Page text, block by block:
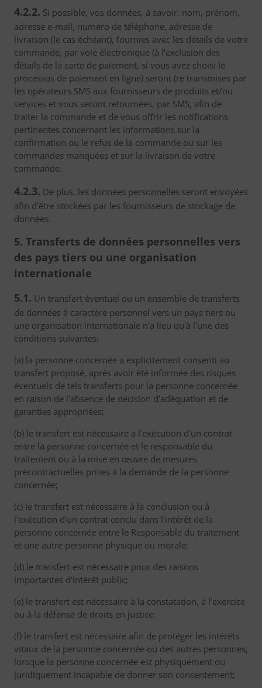
4.2.2. Si possible, vos données, à savoir: nom, prénom,
adresse e-mail, numéro de téléphone, adresse de
livraison (le cas échéant), fournies avec les détails de votre
commande, par voie électronique (à l'exclusion des
détails de la carte de paiement, si vous avez choisi le
processus de paiement en ligne) seront (re transmises par
les opérateurs SMS aux fournisseurs de produits et/ou
services et vous seront retournées, par SMS, afin de
traiter la commande et de vous offrir les notifications
pertinentes concernant les informations sur la
confirmation ou le refus de la commande ou sur les
commandes manquées et sur la livraison de votre
commande.
4.2.3. De plus, les données personnelles seront envoyées
afin d'être stockées par les fournisseurs de stockage de
données.
5. Transferts de données personnelles vers
des pays tiers ou une organisation
internationale
5.1. Un transfert éventuel ou un ensemble de transferts
de données à caractère personnel vers un pays tiers ou
une organisation internationale n'a lieu qu'à l'une des
conditions suivantes:
(a) la personne concernée a explicitement consenti au
transfert proposé, après avoir été informée des risques
éventuels de tels transferts pour la personne concernée
en raison de l'absence de décision d'adéquation et de
garanties appropriées;
(b) le transfert est nécessaire à l'exécution d'un contrat
entre la personne concernée et le responsable du
traitement ou à la mise en œuvre de mesures
précontractuelles prises à la demande de la personne
concernée;
(c) le transfert est nécessaire à la conclusion ou à
l'exécution d'un contrat conclu dans l'intérêt de la
personne concernée entre le Responsable du traitement
et une autre personne physique ou morale;
(d) le transfert est nécessaire pour des raisons
importantes d'intérêt public;
(e) le transfert est nécessaire à la constatation, à l'exercice
ou à la défense de droits en justice;
(f) le transfert est nécessaire afin de protéger les intérêts
vitaux de la personne concernée ou des autres personnes,
lorsque la personne concernée est physiquement ou
juridiquement incapable de donner son consentement;